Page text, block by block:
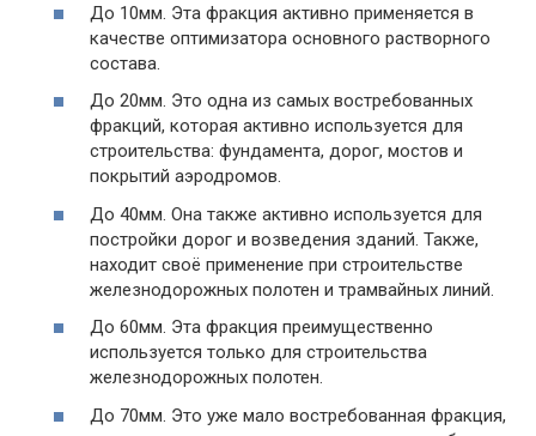
До 10мм. Эта фракция активно применяется в
качестве оптимизатора основного растворного
состава.
До 20мм. Это одна из самых востребованных
фракций, которая активно используется для
строительства: фундамента, дорог, мостов и
покрытий аэродромов.
До 40мм. Она также активно используется для
постройки дорог и возведения зданий. Также,
находит своё применение при строительстве
железнодорожных полотен и трамвайных линий.
До 60мм. Эта фракция преимущественно
используется только для строительства
железнодорожных полотен.
До 70мм. Это уже мало востребованная фракция,